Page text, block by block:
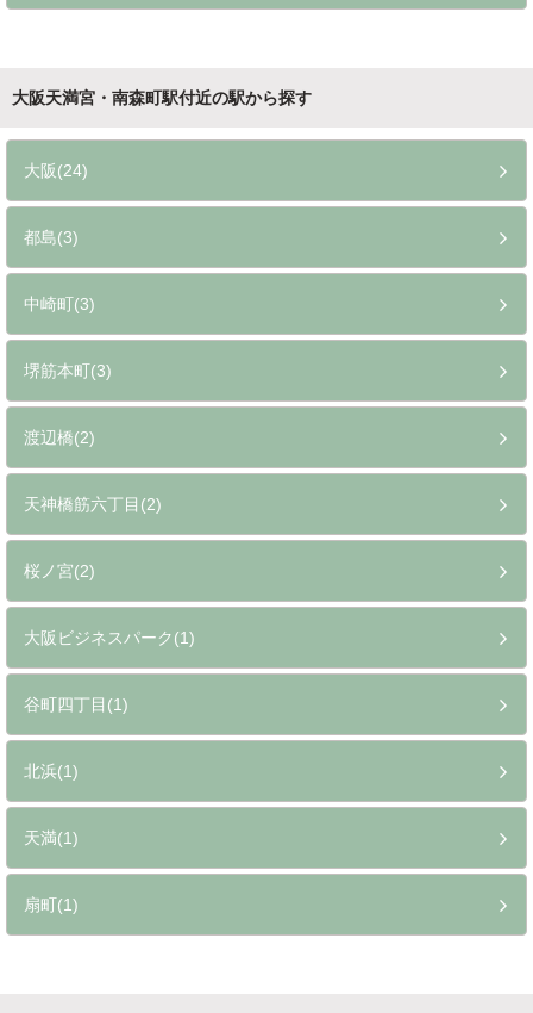
大阪天満宮・南森町駅付近の駅から探す
大阪(24)
都島(3)
中崎町(3)
堺筋本町(3)
渡辺橋(2)
天神橋筋六丁目(2)
桜ノ宮(2)
大阪ビジネスパーク(1)
谷町四丁目(1)
北浜(1)
天満(1)
扇町(1)